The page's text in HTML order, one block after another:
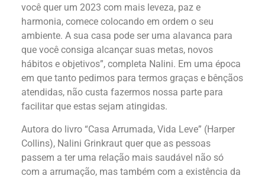
você quer um 2023 com mais leveza, paz e
harmonia, comece colocando em ordem o seu
ambiente. A sua casa pode ser uma alavanca para
que você consiga alcançar suas metas, novos
hábitos e objetivos”, completa Nalini. Em uma época
em que tanto pedimos para termos graças e bênçãos
atendidas, não custa fazermos nossa parte para
facilitar que estas sejam atingidas.
Autora do livro “Casa Arrumada, Vida Leve” (Harper
Collins), Nalini Grinkraut quer que as pessoas
passem a ter uma relação mais saudável não só
com a arrumação, mas também com a existência da